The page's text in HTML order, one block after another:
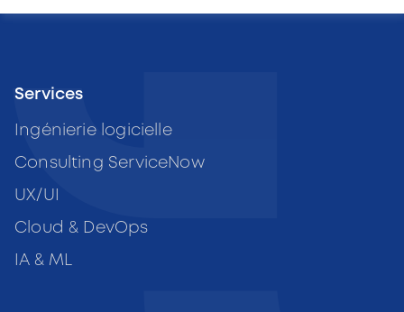
Services
Ingénierie logicielle
Consulting ServiceNow
UX/UI
Cloud & DevOps
IA & ML